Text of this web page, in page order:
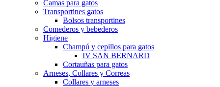
Camas para gatos
Transportines gatos
Bolsos transportines
Comederos y bebederos
Higiene
Champú y cepillos para gatos
IV SAN BERNARD
Cortauñas para gatos
Arneses, Collares y Correas
Collares y arneses